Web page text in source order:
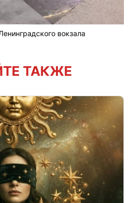
вокзала
ТАКЖЕ